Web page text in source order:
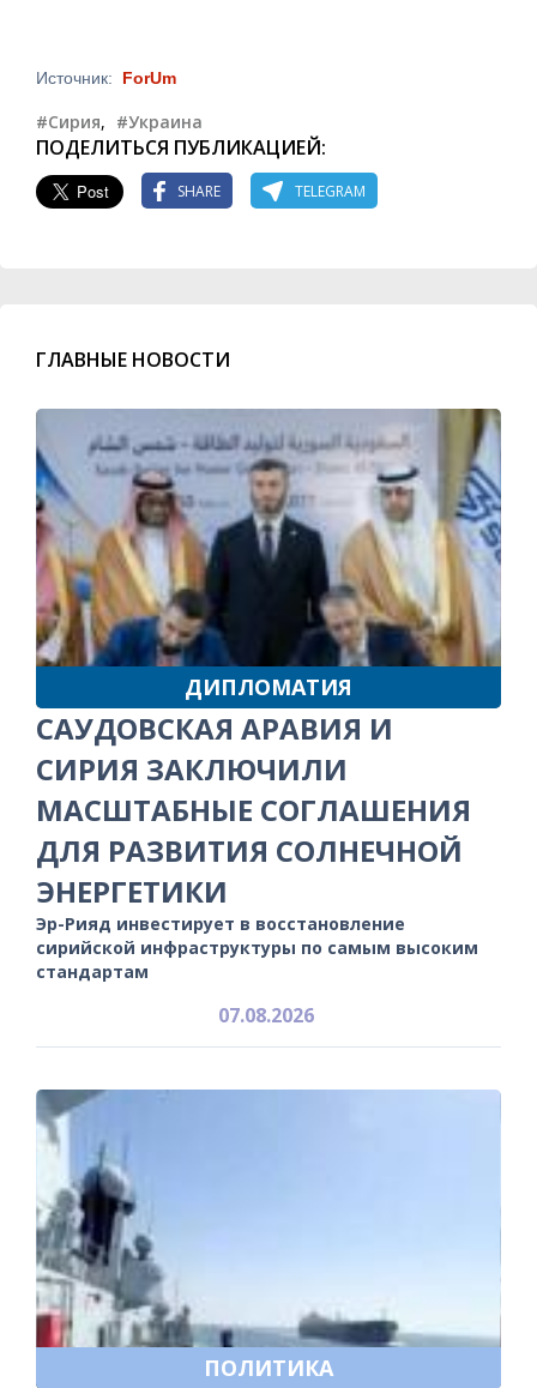
Источник: ForUm
#Сирия, #Украина
ПОДЕЛИТЬСЯ ПУБЛИКАЦИЕЙ:
SHARE TELEGRAM
ГЛАВНЫЕ НОВОСТИ
ДИПЛОМАТИЯ
САУДОВСКАЯ АРАВИЯ И
СИРИЯ ЗАКЛЮЧИЛИ
МАСШТАБНЫЕ СОГЛАШЕНИЯ
ДЛЯ РАЗВИТИЯ СОЛНЕЧНОЙ
ЭНЕРГЕТИКИ
Эр-Рияд инвестирует в восстановление
сирийской инфраструктуры по самым высоким
стандартам
07.08.2026
ПОЛИТИКА